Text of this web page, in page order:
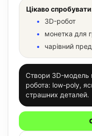
Цікаво
3D-робот
монетка для
чарівний
Створи 3D-модель
робота: low-poly,
страшних деталей.